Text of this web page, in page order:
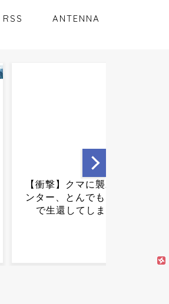
RSS ANTENNA
地震発生時、館内には四千
数百人 …従業員らがトイレ
など死角を確認しながら約